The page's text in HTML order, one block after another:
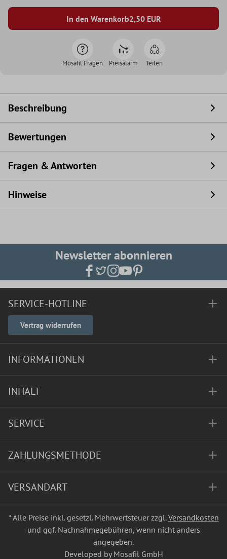
In den Warenkorb2,50EUR
Mosafil Fragen Preisalarm Teilen
Beschreibung
Bewertungen
Fragen & Antworten
Hinweise
Newsletter abonnieren
SERVICE-HOTLINE
Vertrag widerrufen
INFORMATIONEN
INHALT
SERVICE
ZAHLUNGSMETHODE
VERSANDART
* Alle Preise inkl. gesetzl. Mehrwertsteuer zzgl.Versandkosten
und ggf. Nachnahmegebühren, wenn nicht anders
angegeben.
Developed by Mosafil GmbH